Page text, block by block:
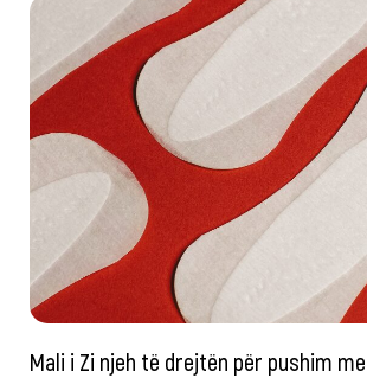
Mali i Zi njeh të drejtën për pushim